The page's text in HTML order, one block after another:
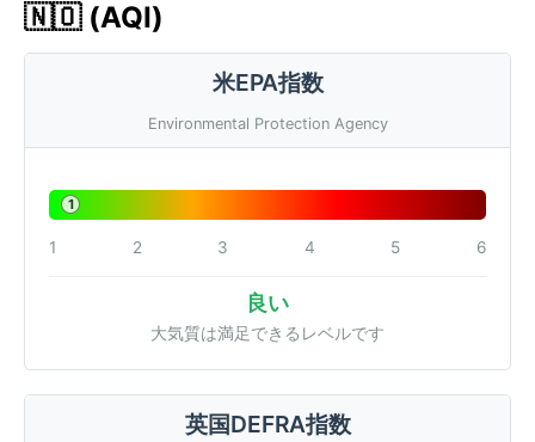
🇳🇴 (AQI)
米EPA指数
Environmental Protection Agency
1
1 2 3 4 5 6
良い
大気質は満足できるレベルです
英国DEFRA指数